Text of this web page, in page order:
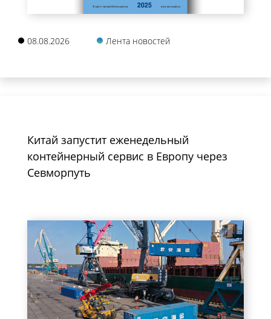
08.08.2026 Лента новостей
Китай запустит еженедельный
контейнерный сервис в Европу через
Севморпуть